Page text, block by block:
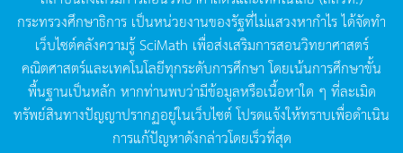
กระทรวงศึกษาธิการ เป็นหน่วยงานของรัฐที่ไม่แสวงหากำไรได้จัดทำ
เว็บไซต์คลังความรู้SciMath เพื่อส่งเสริมการสอนวิทยาศาสตร์
คณิตศาสตร์และเทคโนโลยีทุกระดับการศึกษา โดยเน้นการศึกษาขั้น
พื้นฐานเป็นหลัก หากท่านพบว่ามีข้อมูลหรือเนื้อหาใด ๆ ที่ละเมิด
ทรัพย์สินทางปัญญาปรากฏอยู่ในเว็บไซต์โปรดแจ้งให้ทราบเพื่อดำเนิน
การแก้ปัญหาดังกล่าวโดยเร็วที่สุด